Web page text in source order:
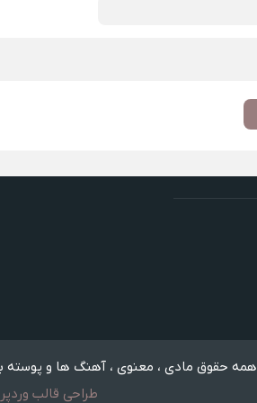
همه حقوق مادی ، معنوی ، آهنگ ها و پوسته
طراحی قالب